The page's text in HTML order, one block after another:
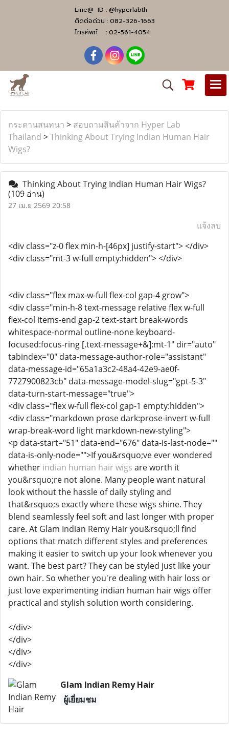
Line@ ID : @hyperlabth
ติดต่อด่วน : 082-326-1663
โทรศัพท์ : 02-561-4054
กระดานสนทนา > สอบถามสินค้าจาก Hyper Lab
Thailand >Thinking About Trying Indian Human Hair
Wigs?
Thinking About Trying Indian Human Hair Wigs?
(109 อ่าน)
27 เม.ย 2569 20:58
แจ้งลบ
<div class="z-0 flex min-h-[46px] justify-start"> </div>
<div class="mt-3 w-full empty:hidden"> </div>
<div class="flex max-w-full flex-col gap-4 grow">
<div class="min-h-8 text-message relative flex w-full
flex-col items-end gap-2 text-start break-words
whitespace-normal outline-none keyboard-
focused:focus-ring [.text-message+&]:mt-1" dir="auto"
tabindex="0" data-message-author-role="assistant"
data-message-id="65a1a3c2-48a4-42e9-ae0f-
7727900823cb" data-message-model-slug="gpt-5-3"
data-turn-start-message="true">
<div class="flex w-full flex-col gap-1 empty:hidden">
<div class="markdown prose dark:prose-invert w-full
wrap-break-word light markdown-new-styling">
<p data-start="51" data-end="676" data-is-last-node=""
data-is-only-node="">If you&rsquo;ve ever wondered
whether indian human hair wigs are worth it
you&rsquo;re not alone. Many people want natural
look without the hassle of daily styling and
that&rsquo;s exactly where these wigs shine. They
blend seamlessly feel soft and last longer with proper
care. At Glam Indian Remy Hair you&rsquo;ll find
options that match different styles and preferences
making it easier to switch up your look whenever you
want. The best part? They can be styled just like your
own hair. So whether you're dealing with hair loss or
just love experimenting indian human hair wigs offer
practical and stylish solution worth considering.
</div>
</div>
</div>
</div>
Glam Indian Remy Hair
ผู้เยี่ยมชม